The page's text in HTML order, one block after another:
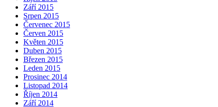
Září 2015
Srpen 2015
Červenec 2015
Červen 2015
Květen 2015
Duben 2015
Březen 2015
Leden 2015
Prosinec 2014
Listopad 2014
Říjen 2014
Září 2014